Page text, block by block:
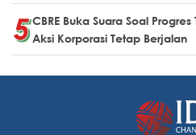
CBRE Buka Suara Soal
Aksi Korporasi Tetap Berjalan